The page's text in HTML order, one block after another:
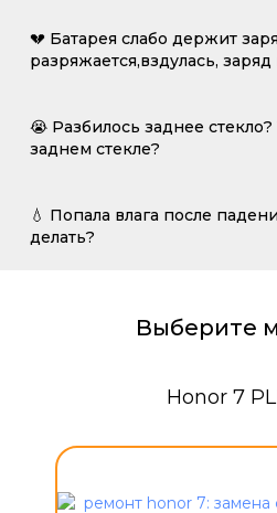
💔 Батарея слабо держит
разряжается,вздулась, заряд
😭 Разбилось заднее
заднем стекле?
💧 Попала влага после
делать?
Выберите
Honor 7